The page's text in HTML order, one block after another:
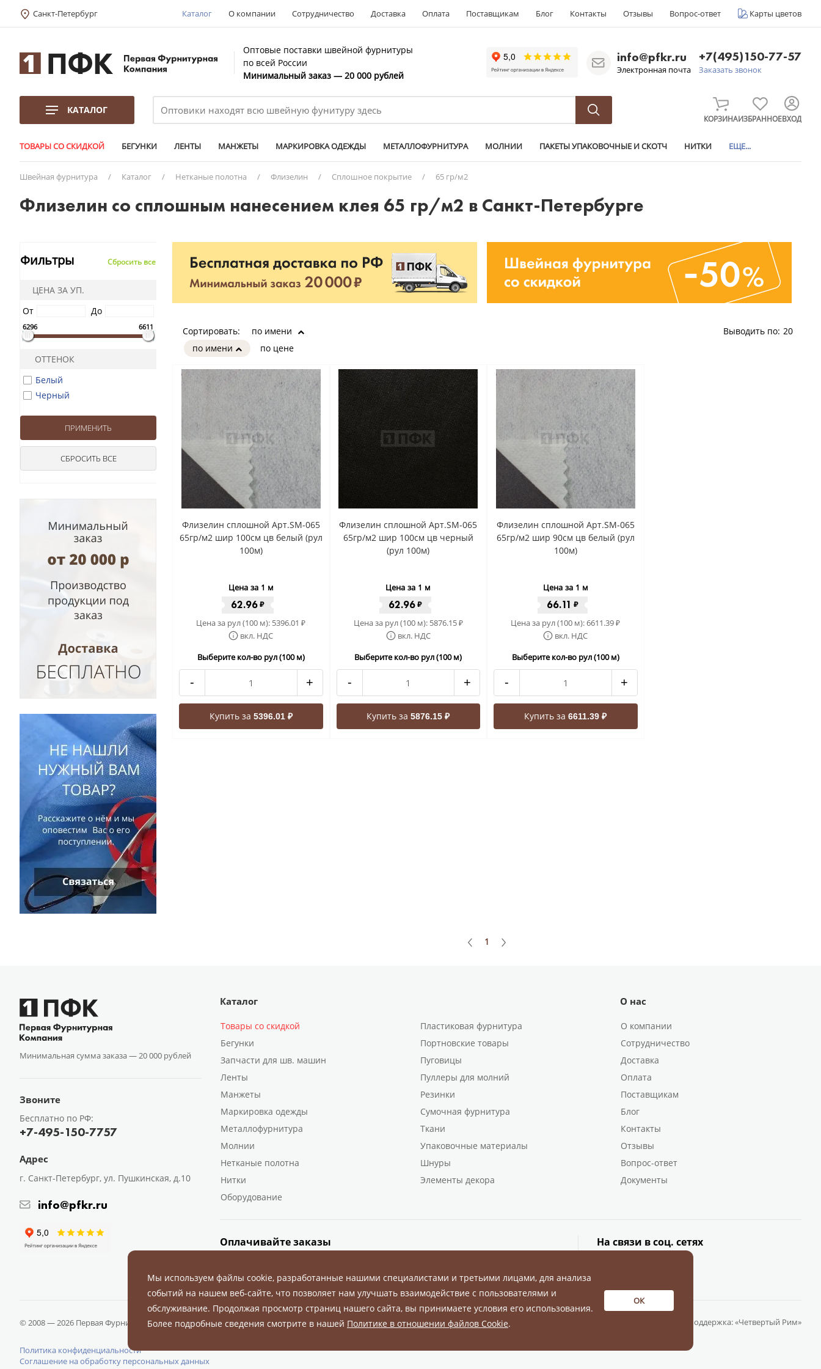
Санкт-Петербург Каталог О компании Сотрудничество Доставка Оплата Поставщикам Блог Контакты Отзывы Вопрос-ответ Карты цветов
Оптовые поставки швейной фурнитуры
по всей России
Минимальный заказ — 20 000 рублей
info@pfkr.ru
Электронная почта
+7(495)150-77-57
Заказать звонок
КАТАЛОГ
КОРЗИНАИЗБРАННОЕВХОД
ТОВАРЫ СО СКИДКОЙ БЕГУНКИ ЛЕНТЫ МАНЖЕТЫ МАРКИРОВКА ОДЕЖДЫ МЕТАЛЛОФУРНИТУРА МОЛНИИ ПАКЕТЫ УПАКОВОЧНЫЕ И СКОТЧ НИТКИ ЕЩЕ...
Швейная фурнитура / Каталог / Нетканые полотна / Флизелин / Сплошное покрытие / 65 гр/м2
Флизелин со сплошным нанесением клея 65 гр/м2 в Санкт-Петербурге
Фильтры Сбросить все
ЦЕНА ЗА УП.
От
До
6296 6611
ОТТЕНОК
Белый
Черный
Сортировать:
по имени
по цене
по имени Выводить по: 20
Флизелин сплошной Арт.SM-065
65гр/м2 шир 100см цв белый (рул
100м)
Цена за 1 м
62.96₽
Цена за рул (100 м): 5396.01₽
вкл. НДС
Выберите кол-во рул (100 м)
- +
Купить за 5396.01 ₽
Флизелин сплошной Арт.SM-065
65гр/м2 шир 100см цв черный
(рул 100м)
Цена за 1 м
62.96₽
Цена за рул (100 м): 5876.15₽
вкл. НДС
Выберите кол-во рул (100 м)
- +
Купить за5876.15 ₽
Флизелин сплошной Арт.SM-065
65гр/м2 шир 90см цв белый (рул
100м)
Цена за 1 м
66.11 ₽
Цена за рул (100 м):6611.39₽
вкл. НДС
Выберите кол-во рул (100 м)
- +
Купить за6611.39 ₽
1
Минимальная сумма заказа —20 000 рублей
Звоните
Бесплатно по РФ:
+7-495-150-7757
Адрес
г. Санкт-Петербург, ул. Пушкинская, д.10
info@pfkr.ru
Каталог
Товары со скидкой
Бегунки
Запчасти для шв. машин
Ленты
Манжеты
Маркировка одежды
Металлофурнитура
Молнии
Нетканые полотна
Нитки
Оборудование
Пластиковая фурнитура
Портновские товары
Пуговицы
Пуллеры для молний
Резинки
Сумочная фурнитура
Ткани
Упаковочные материалы
Шнуры
Элементы декора
О нас
О компании
Сотрудничество
Доставка
Оплата
Поставщикам
Блог
Контакты
Отзывы
Вопрос-ответ
Документы
Оплачивайте заказы На связи в соц. сетях
© 2008 — 2026 Первая Фурнитурная Компания.Все права защищены.
Политика конфиденциальности
Соглашение на обработку персональных данных
Разработка и поддержка:«Четвертый Рим»
Мы используем файлы cookie, разработанные нашими специалистами и третьими лицами, для анализа
событий на нашем веб-сайте, что позволяет нам улучшать взаимодействие с пользователями и
обслуживание. Продолжая просмотр страниц нашего сайта, вы принимаете условия его использования.
Более подробные сведения смотрите в нашей Политике в отношении файлов Cookie.
ОК